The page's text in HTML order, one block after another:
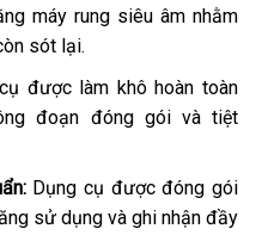
máy rung siêu âm nhằm
sót lại.
được làm khô hoàn toàn
đoạn đóng gói và tiệt
Dụng cụ được đóng gói
sử dụng và ghi nhận đầy